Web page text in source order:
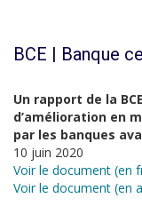
BCE | Banque
Un rapport de la
d’amélioration en
par les banques
10 juin 2020
Voir le document (en
Voir le document (en